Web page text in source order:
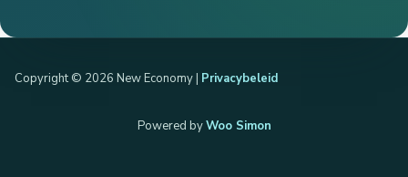
Copyright © 2026 New Economy | Privacybeleid
Powered byWoo Simon